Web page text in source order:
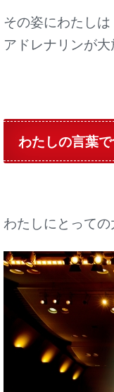
その姿にわたしは
アドレナリンが
わたしの言葉
わたしにとって